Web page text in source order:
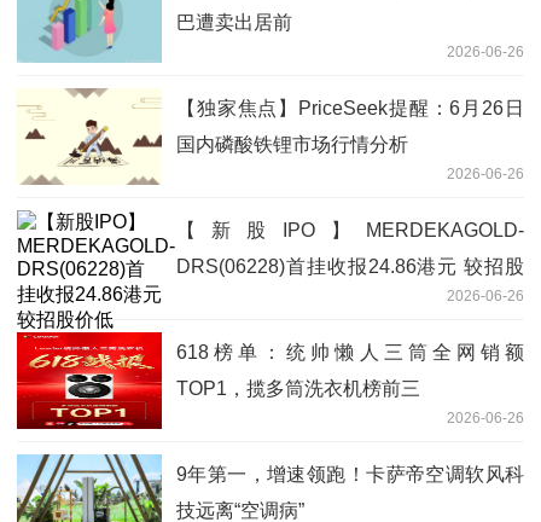
巴遭卖出居前
2026-06-26
【独家焦点】PriceSeek提醒：6月26日
国内磷酸铁锂市场行情分析
2026-06-26
【新股IPO】MERDEKAGOLD-
DRS(06228)首挂收报24.86港元 较招股
2026-06-26
618榜单：统帅懒人三筒全网销额
TOP1，揽多筒洗衣机榜前三
2026-06-26
9年第一，增速领跑！卡萨帝空调软风科
技远离“空调病”